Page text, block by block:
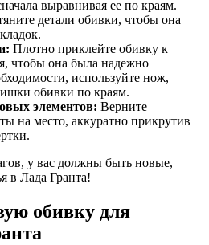
выравнивая ее по краям.
детали обивки, чтобы она
Плотно приклейте обивку к
чтобы она была надежно
используйте нож,
обивки по краям.
элементов: Верните
на место, аккуратно прикрутив
у вас должны быть новые,
в Лада Гранта!
обивку для